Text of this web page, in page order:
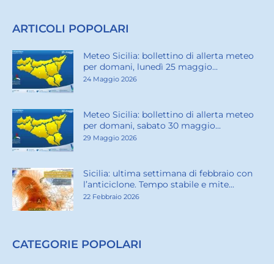
ARTICOLI POPOLARI
Meteo Sicilia: bollettino di allerta meteo
per domani, lunedì 25 maggio...
24 Maggio 2026
Meteo Sicilia: bollettino di allerta meteo
per domani, sabato 30 maggio...
29 Maggio 2026
Sicilia: ultima settimana di febbraio con
l’anticiclone. Tempo stabile e mite...
22 Febbraio 2026
CATEGORIE POPOLARI